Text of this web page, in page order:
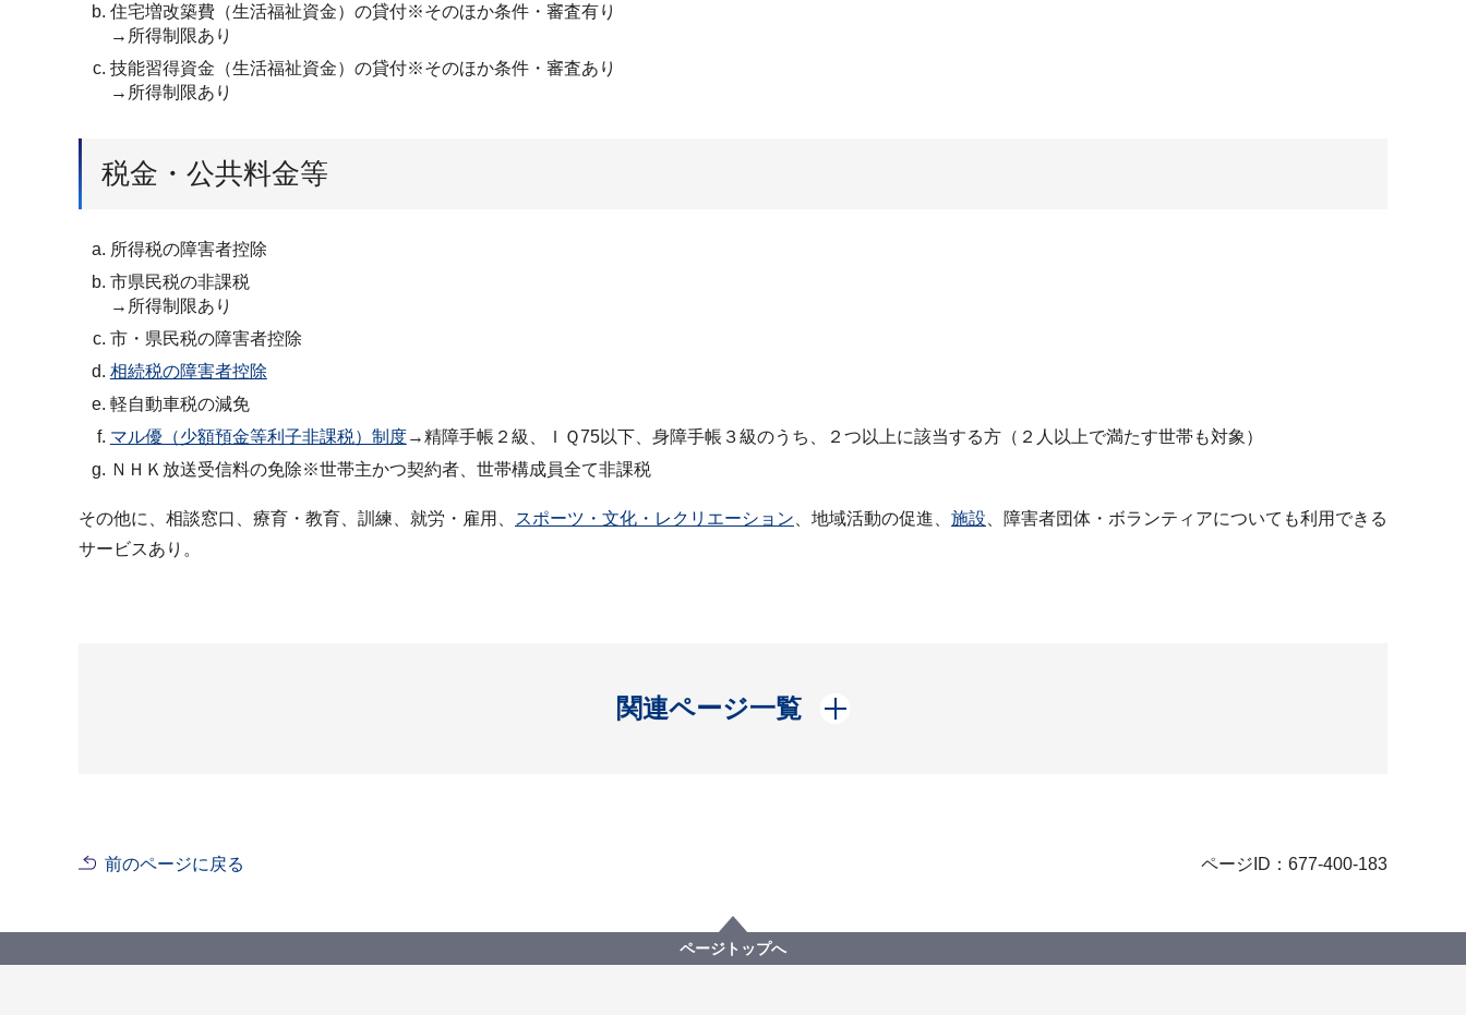
住宅増改築費（生活福祉資金）の貸付※そのほか条件・審査有り
→所得制限あり
技能習得資金（生活福祉資金）の貸付※そのほか条件・審査あり
→所得制限あり
税金・公共料金等
所得税の障害者控除
市県民税の非課税
→所得制限あり
市・県民税の障害者控除
相続税の障害者控除
軽自動車税の減免
マル優（少額預金等利子非課税）制度→精障手帳２級、ＩＱ75以下、身障手帳３級のうち、２つ以上に該当する方（２人以上で満たす世帯も対象）
ＮＨＫ放送受信料の免除※世帯主かつ契約者、世帯構成員全て非課税
その他に、相談窓口、療育・教育、訓練、就労・雇用、 スポーツ・文化・レクリエーション 、地域活動の促進、 施設 、障害者団体・ボランティアについても利用できる
サービスあり。
関連ページ一覧
開く
前のページに戻る ページID：677-400-183
ページトップへ